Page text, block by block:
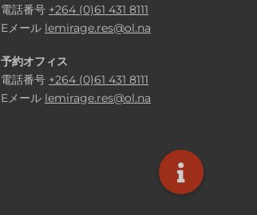
電話番号 +264 (0)61 431 8111
Eメール lemirage.res@ol.na
予約オフィス
電話番号 +264 (0)61 431 8111
Eメール lemirage.res@ol.na